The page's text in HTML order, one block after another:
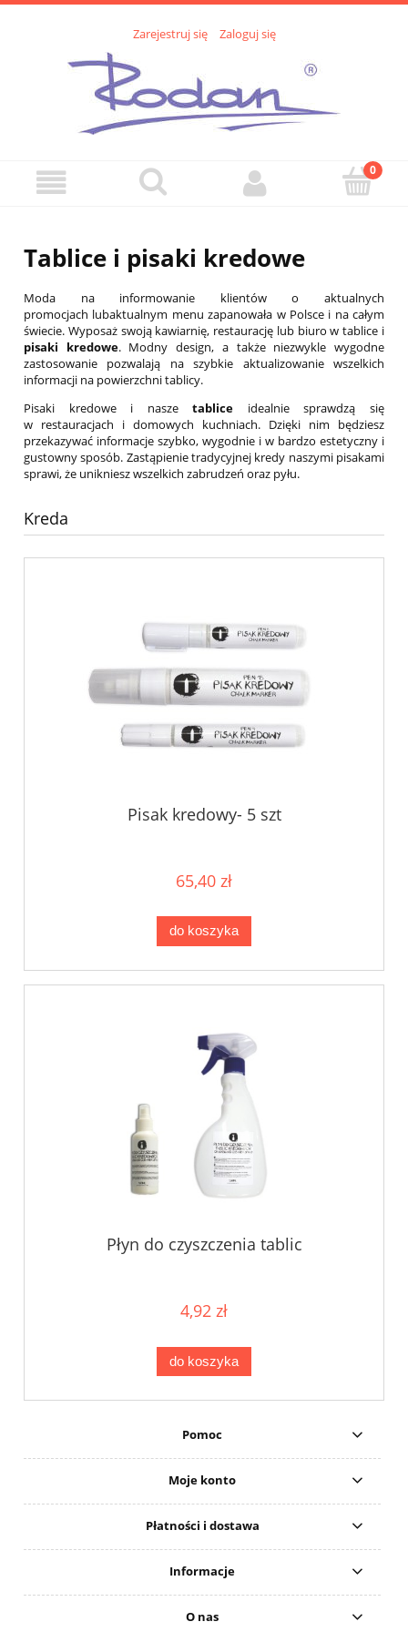
Zarejestruj się Zaloguj się
Tablice i pisaki kredowe
Moda na informowanie klientów o aktualnych
promocjach lubaktualnym menu zapanowała w Polsce i na całym
świecie. Wyposaż swoją kawiarnię, restaurację lub biuro w tablice i
pisaki kredowe. Modny design, a także niezwykle wygodne
zastosowanie pozwalają na szybkie aktualizowanie wszelkich
informacji na powierzchni tablicy.
Pisaki kredowe i naszetablice idealnie sprawdzą się
w restauracjach i domowych kuchniach. Dzięki nim będziesz
przekazywać informacje szybko, wygodnie i w bardzo estetyczny i
gustowny sposób. Zastąpienie tradycyjnej kredy naszymi pisakami
sprawi, że unikniesz wszelkich zabrudzeń oraz pyłu.
Kreda
Pisak kredowy- 5 szt
65,40 zł
do koszyka
Płyn do czyszczenia tablic
4,92 zł
do koszyka
Pomoc
Moje konto
Płatności i dostawa
Informacje
O nas